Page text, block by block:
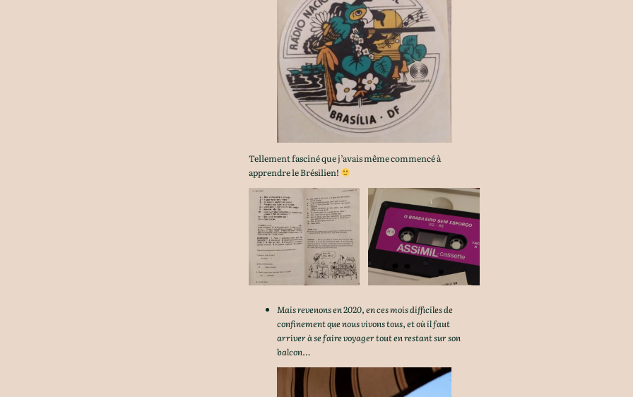
Tellement fasciné que j’avais même commencé à
apprendre le Brésilien!
Mais revenons en 2020,en ces mois difficiles de
confinement que nous vivons tous, et où il faut
arriver à se faire voyager tout en restant sur son
balcon…